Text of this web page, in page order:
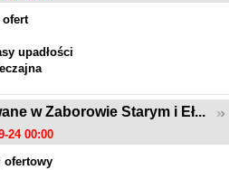
ofert
upadłości
w Zaborowie Starym i Eł...
24 00:00
ofertowy